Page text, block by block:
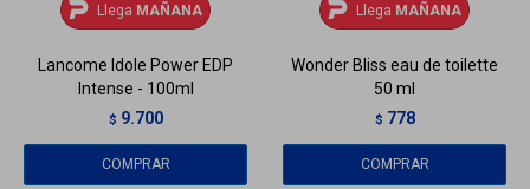
Llega MAÑANA
Lancome Idole Power EDP
Intense - 100ml
$ 9.700
Llega MAÑANA
Wonder Bliss eau de toilette
50 ml
$ 778